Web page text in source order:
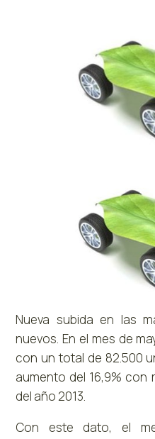
Nueva subida en las
nuevos. En el mes de
con un total de 82.500
aumento del 16,9% con
del año 2013.
Con este dato, el